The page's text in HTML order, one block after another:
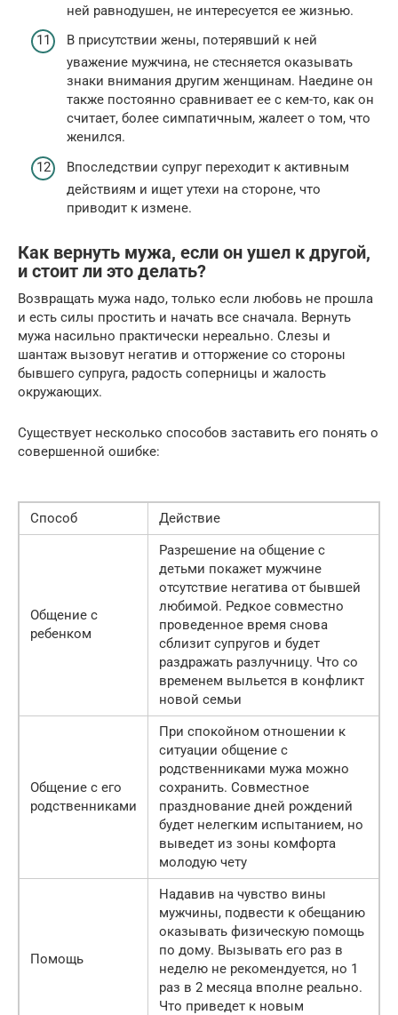
ней равнодушен, не интересуется ее жизнью.
В присутствии жены, потерявший к ней
уважение мужчина, не стесняется оказывать
знаки внимания другим женщинам. Наедине он
также постоянно сравнивает ее с кем-то, как он
считает, более симпатичным, жалеет о том, что
женился.
Впоследствии супруг переходит к активным
действиям и ищет утехи на стороне, что
приводит к измене.
Как вернуть мужа, если он ушел к другой,
и стоит ли это делать?
Возвращать мужа надо, только если любовь не прошла
и есть силы простить и начать все сначала. Вернуть
мужа насильно практически нереально. Слезы и
шантаж вызовут негатив и отторжение со стороны
бывшего супруга, радость соперницы и жалость
окружающих.
Существует несколько способов заставить его понять о
совершенной ошибке:
Способ Действие
Общение с
ребенком
Разрешение на общение с
детьми покажет мужчине
отсутствие негатива от бывшей
любимой. Редкое совместно
проведенное время снова
сблизит супругов и будет
раздражать разлучницу. Что со
временем выльется в конфликт
новой семьи
Общение с его
родственниками
При спокойном отношении к
ситуации общение с
родственниками мужа можно
сохранить. Совместное
празднование дней рождений
будет нелегким испытанием, но
выведет из зоны комфорта
молодую чету
Помощь
Надавив на чувство вины
мужчины, подвести к обещанию
оказывать физическую помощь
по дому. Вызывать его раз в
неделю не рекомендуется, но 1
раз в 2 месяца вполне реально.
Что приведет к новым